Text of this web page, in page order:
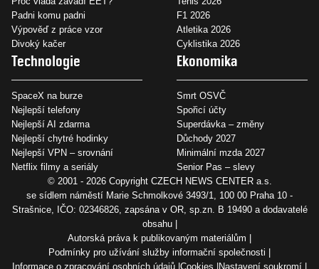
Padni komu padni
Výpověď z práce vzor
Divoký kačer
F1 2026
Atletika 2026
Cyklistika 2026
Technologie
SpaceX na burze
Nejlepší telefony
Nejlepší AI zdarma
Nejlepší chytré hodinky
Nejlepší VPN – srovnání
Netflix filmy a seriály
Ekonomika
Smrt OSVČ
Spořicí účty
Superdávka – změny
Důchody 2027
Minimální mzda 2027
Senior Pas – slevy
© 2001 - 2026 Copyright CZECH NEWS CENTER a.s.
se sídlem náměstí Marie Schmolkové 3493/1, 100 00 Praha 10 -
Strašnice, IČO: 02346826, zapsána v OR, sp.zn. B 19490 a dodavatelé
obsahu
Autorská práva k publikovaným materiálům
Podmínky pro užívání služby informační společnosti
Informace o zpracování osobních údajů Cookies Nastavení soukromí